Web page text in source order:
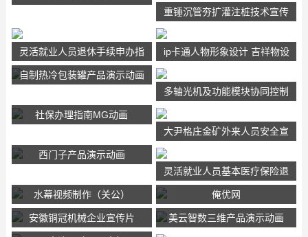
重锤沉管夯扩灌注桩技术宣传
灵活就业人员退休手续申办指
南
ip卡通人物形象设计 吉祥物设
自制热冷包装罐产品演示动画
多轴光机及功能模块协同控制
社保办理指南MG动画
大尹格庄金矿外来人员安全宣
西门子产品演示动画
灵活就业人员基本医疗保险退
休政策宣传片
水幕视频制作（关公） 俺优网
安徽铜冠机械企业宣传片 美云智数三维产品演示动画